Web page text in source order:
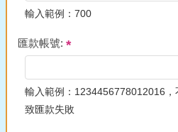
輸入範例：700
匯款帳號:
輸入範例：1234456778012016
致匯款失敗